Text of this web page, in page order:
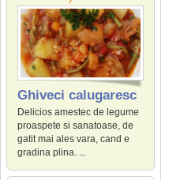
Ghiveci calugaresc
Delicios amestec de legume
proaspete si sanatoase, de
gatit mai ales vara, cand e
gradina plina. ...